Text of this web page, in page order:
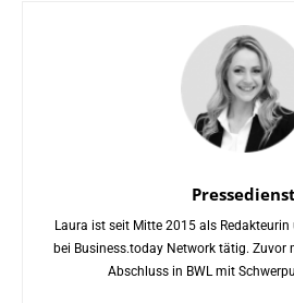
Pressedienst
Laura ist seit Mitte 2015 als
bei Business.today Network tätig. Zuvor
Abschluss in BWL mit